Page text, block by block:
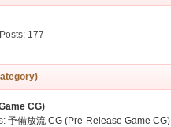
Posts: 177
CG)
予備放流 CG (Pre-Release Game CG)